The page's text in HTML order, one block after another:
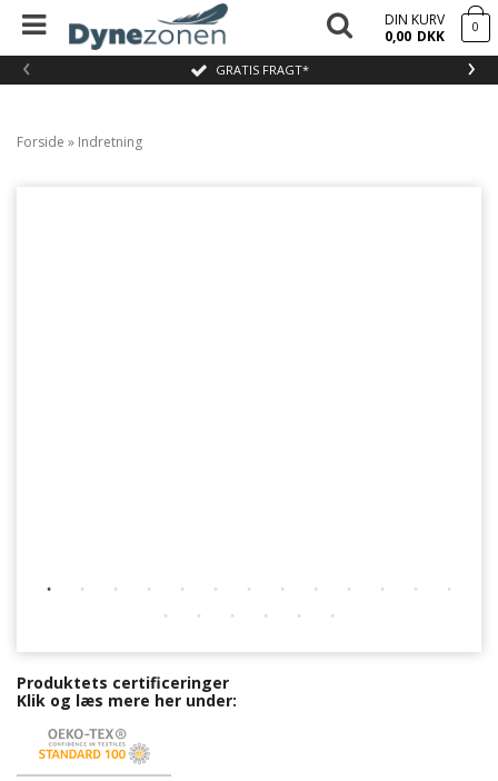
GRATIS FRAGT*
‹ ›
DIN KURV
0,00 DKK 0
Forside » Indretning
Produktets certificeringer
Klik og læs mere her under: